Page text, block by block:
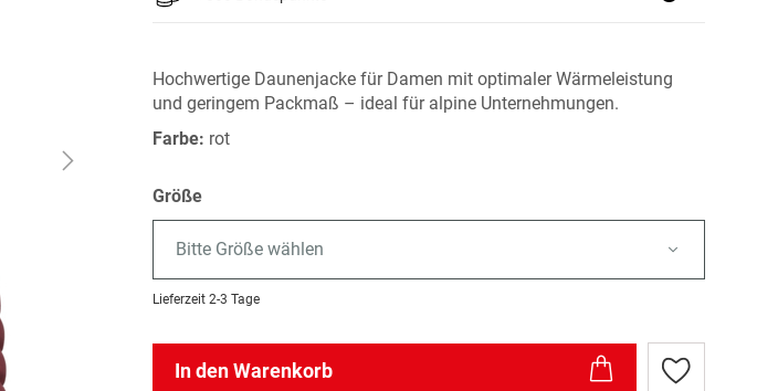
Hochwertige Daunenjacke für Damen mit optimaler Wärmeleistung
und geringem Packmaß – ideal für alpine Unternehmungen.
Farbe: rot
Größe
Bitte Größe wählen
Lieferzeit 2-3 Tage
In den Warenkorb
Zur